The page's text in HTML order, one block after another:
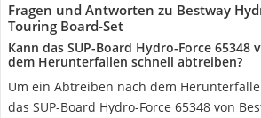
Fragen und Antworten zu Bestway
Touring Board-Set
Kann das SUP-Board Hydro-Force 65348
dem Herunterfallen schnell abtreiben?
Um ein Abtreiben nach dem
das SUP-Board Hydro-Force 65348 von